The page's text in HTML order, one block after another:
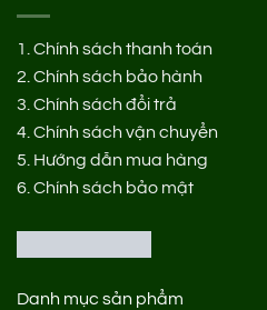
1. Chính sách thanh toán
2. Chính sách bảo hành
3. Chính sách đổi trả
4. Chính sách vận chuyển
5. Hướng dẫn mua hàng
6. Chính sách bảo mật
Danh mục sản phẩm